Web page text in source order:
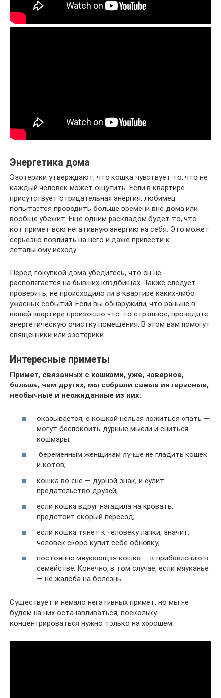
Энергетика дома
Эзотерики утверждают, что кошка чувствует то, что не
каждый человек может ощутить. Если в квартире
присутствует отрицательная энергия, любимец
попытается проводить больше времени вне дома или
вообще убежит. Еще одним раскладом будет то, что
кот примет всю негативную энергию на себя. Это может
серьезно повлиять на него и даже привести к
летальному исходу.
Перед покупкой дома убедитесь, что он не
располагается на бывших кладбищах. Также следует
проверить, не происходило ли в квартире каких-либо
ужасных событий. Если вы обнаружили, что раньше в
вашей квартире произошло что-то страшное, проведите
энергетическую очистку помещения. В этом вам помогут
священники или эзотерики.
Интересные приметы
Примет, связанных с кошками, уже, наверное,
больше, чем других, мы собрали самые интересные,
необычные и неожиданные из них:
оказывается, с кошкой нельзя ложиться спать —
могут беспокоить дурные мысли и сниться
кошмары;
беременным женщинам лучше не гладить кошек
и котов;
кошка во сне — дурной знак, и сулит
предательство друзей;
если кошка вдруг нагадила на кровать,
предстоит скорый переезд;
если кошка тянет к человеку лапки, значит,
человек скоро купит себе обновку;
постоянно мяукающая кошка — к прибавлению в
семействе. Конечно, в том случае, если мяуканье
— не жалоба на болезнь.
Существует и немало негативных примет, но мы не
будем на них останавливаться, поскольку
концентрироваться нужно только на хорошем.